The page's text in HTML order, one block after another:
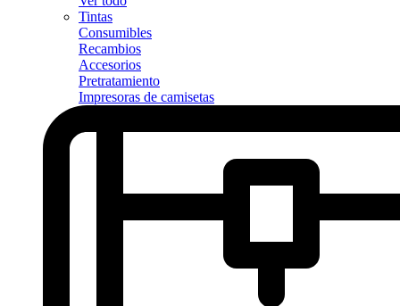
Tintas
Consumibles
Recambios
Accesorios
Pretratamiento
Impresoras de camisetas